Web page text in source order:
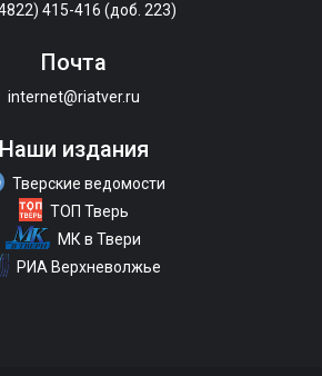
415-416 (доб. 223)
Почта
internet@riatver.ru
Наши издания
Тверские ведомости
ТОП Тверь
МК в Твери
РИА Верхневолжье